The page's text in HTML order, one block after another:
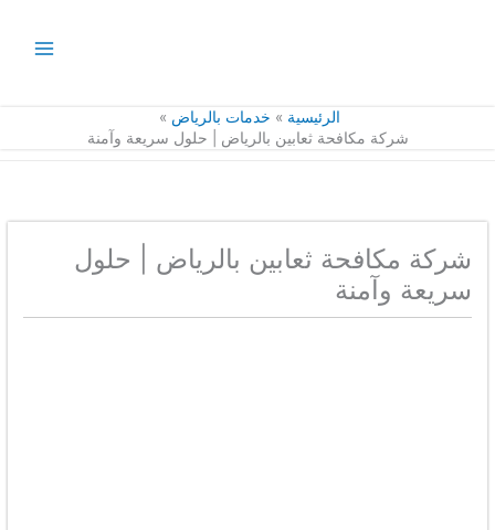
الرئيسية
خدمات بالرياض
شركة مكافحة ثعابين بالرياض | حلول سريعة وآمنة
شركة مكافحة ثعابين بالرياض | حلول
سريعة وآمنة